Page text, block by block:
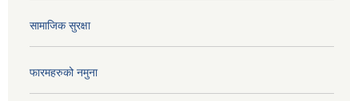
सामाजिक सुरक्षा
फारमहरुको नमुना